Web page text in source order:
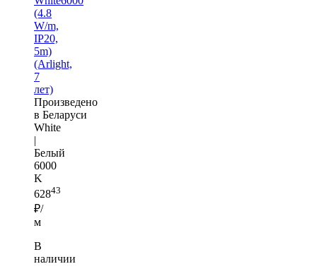
(4.8
W/m,
IP20,
5m)
(Arlight,
7
лет)
Произведено
в Беларуси
White
|
Белый
6000
K
62843
₽/
м
В
наличии